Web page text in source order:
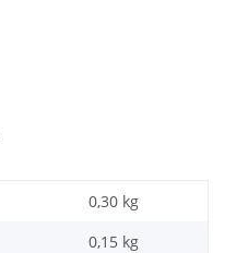
0,30 kg
0,15 kg